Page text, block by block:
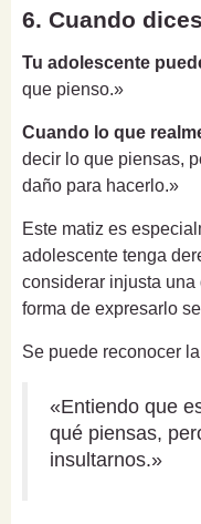
6. Cuando
Tu adolescente
que pienso.»
Cuando lo que
decir lo que piensas,
daño para hacerlo.»
Este matiz es
adolescente tenga
considerar injusta
forma de expresarlo
Se puede reconocer
«Entiendo que
qué piensas,
insultarnos.»